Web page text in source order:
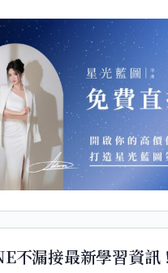
不漏接最新學習資訊！